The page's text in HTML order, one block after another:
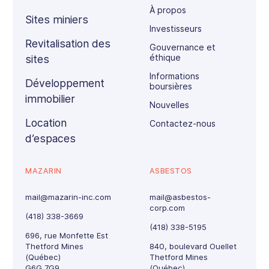
Sites miniers
Revitalisation des
sites
Développement
immobilier
Location
d’espaces
À propos
Investisseurs
Gouvernance et
éthique
Informations
boursières
Nouvelles
Contactez-nous
MAZARIN
mail@mazarin-inc.com
(418) 338-3669
696, rue Monfette Est
Thetford Mines
(Québec)
ASBESTOS
mail@asbestos-
corp.com
(418) 338-5195
840, boulevard Ouellet
Thetford Mines